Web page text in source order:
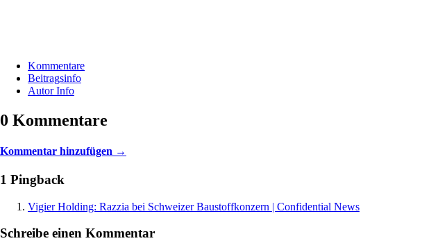
Kommentare
Beitragsinfo
Autor Info
0 Kommentare
Kommentar hinzufügen →
1 Pingback
Vigier Holding: Razzia bei Schweizer Baustoffkonzern | Confidential News
Schreibe einen Kommentar